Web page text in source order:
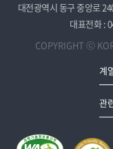
대전광역시 동구 중앙로
대표전화 :
COPYRIGHT ⓒ
계
관